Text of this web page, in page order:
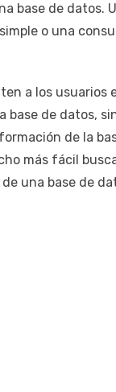
base de datos.
o una
a los usuarios
base de datos,
de la
más fácil
una base de